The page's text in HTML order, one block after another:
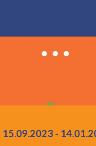
15.09.2023 -